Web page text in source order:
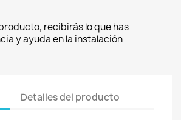
recibirás lo que has
y ayuda en la instalación
Detalles del producto